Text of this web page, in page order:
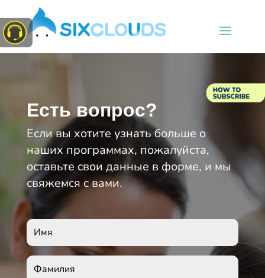
Есть вопрос?
Если вы хотите узнать больше о
наших программах, пожалуйста,
оставьте свои данные в форме, и мы
свяжемся с вами.